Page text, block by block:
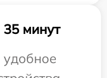
минут